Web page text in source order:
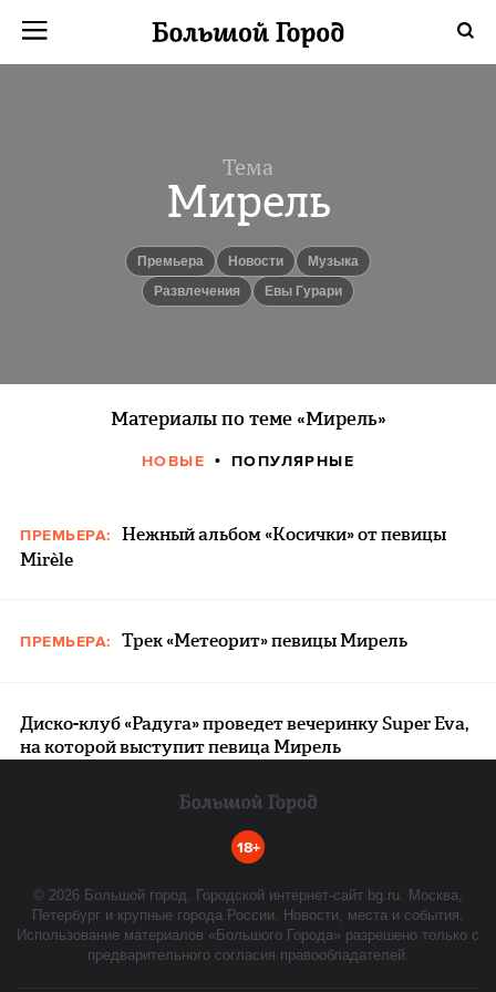
Тема
Мирель
Премьера новости
музыка
Развлечения
Евы Гурари
Материалы по теме «Мирель»
НОВЫЕ ПОПУЛЯРНЫЕ
ПРЕМЬЕРА:
Нежный альбом «Косички» от певицы
Mirèle
ПРЕМЬЕРА: Трек «Метеорит» певицы Мирель
Диско-клуб «Радуга» проведет вечеринку Super Eva,
на которой выступит певица Мирель
18+
© 2026 Большой город. Городской интернет-сайт bg.ru. Москва,
Петербург и крупные города России. Новости, места и события.
Использование материалов «Большого Города» разрешено только с
предварительного согласия правообладателей.